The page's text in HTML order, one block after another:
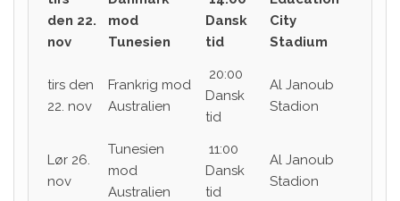
den 22.
nov
mod
Tunesien
Dansk
tid
City
Stadium
tirs den
22. nov
Frankrig mod
Australien
20:00
Dansk
tid
Al Janoub
Stadion
Lør 26.
nov
Tunesien
mod
Australien
11:00
Dansk
tid
Al Janoub
Stadion